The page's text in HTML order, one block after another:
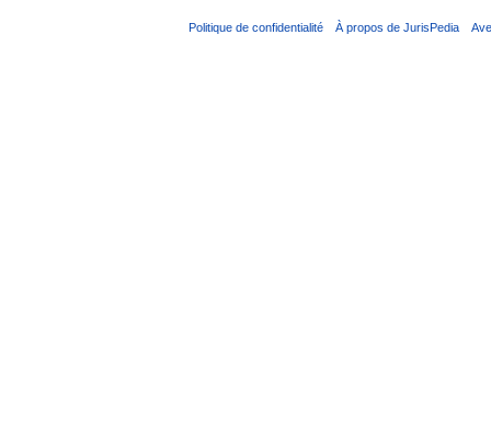
Politique de confidentialité À propos de JurisPedia